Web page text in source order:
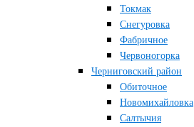
Токмак
Снегуровка
Фабричное
Червоногорка
Черниговский район
Обиточное
Новомихайловка
Салтычия